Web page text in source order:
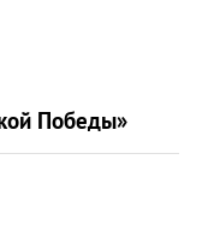
Победы»